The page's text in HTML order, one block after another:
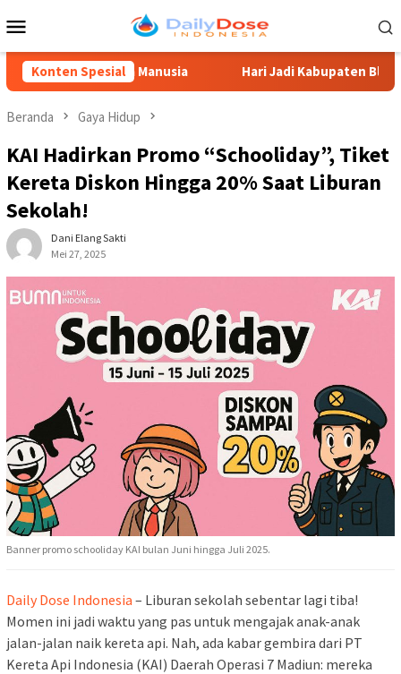
ke
Mobile
Konten Spesial
Manusia Hari Jadi Kabupaten Blitar 702, Ketua
Beranda Gaya Hidup
KAI Hadirkan Promo “Schooliday”, Tiket
Kereta Diskon Hingga 20% Saat Liburan
Sekolah!
Dani Elang Sakti
Mei 27, 2025
Banner promo schooliday KAI bulan Juni hingga Juli 2025.
Daily Dose Indonesia – Liburan sekolah sebentar lagi tiba!
Momen ini jadi waktu yang pas untuk mengajak anak-anak
jalan-jalan naik kereta api. Nah, ada kabar gembira dari PT
Kereta Api Indonesia (KAI) Daerah Operasi 7 Madiun: mereka